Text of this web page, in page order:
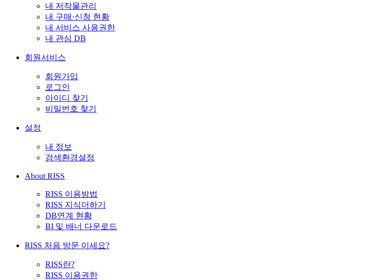
내 저작물관리
내 구매·신청 현황
내 서비스 사용권한
내 관심 DB
회원서비스
회원가입
로그인
아이디 찾기
비밀번호 찾기
설정
내 정보
검색환경설정
About RISS
RISS 이용방법
RISS 지식더하기
DB연계 현황
BI 및 배너 다운로드
RISS 처음 방문 이세요?
RISS란?
RISS 이용권한